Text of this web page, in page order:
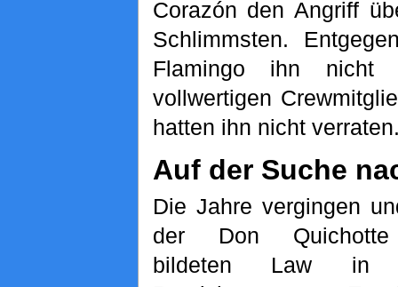
Corazón den Angriff
Schlimmsten.
Flamingo ihn nicht
vollwertigen
hatten ihn nicht
Auf der Suche
Die Jahre vergingen
der Don Quichotte
bildeten Law in